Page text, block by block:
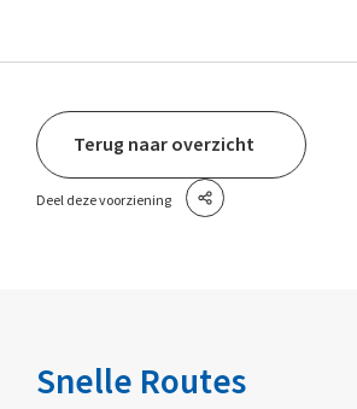
Terug naar overzicht
Deel deze voorziening
Snelle Routes